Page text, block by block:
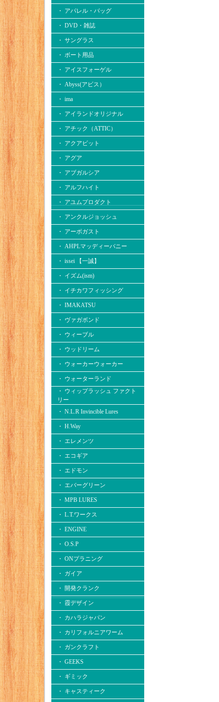
・ アパレル・バッグ
・ DVD・雑誌
・ サングラス
・ ボート用品
・ アイスフォーゲル
・ Abyss(アビス）
・ ima
・ アイランドオリジナル
・ アチック（ATTIC）
・ アクアビット
・ アグア
・ アブガルシア
・ アルフハイト
・ アユムプロダクト
・ アンクルジョッシュ
・ アーボガスト
・ AHPLマッディーバニー
・ issei 【一誠】
・ イズム(ism)
・ イチカワフィッシング
・ IMAKATSU
・ ヴァガボンド
・ ウィーブル
・ ウッドリーム
・ ウォーカーウォーカー
・ ウォーターランド
・ ウィップラッシュ ファクト
リー
・ N.L.R Invincible Lures
・ H.Way
・ エレメンツ
・ エコギア
・ エドモン
・ エバーグリーン
・ MPB LURES
・ L.T.ワークス
・ ENGINE
・ O.S.P
・ ONプラニング
・ ガイア
・ 開発クランク
・ 霞デザイン
・ カハラジャパン
・ カリフォルニアワーム
・ ガンクラフト
・ GEEKS
・ ギミック
・ キャスティーク